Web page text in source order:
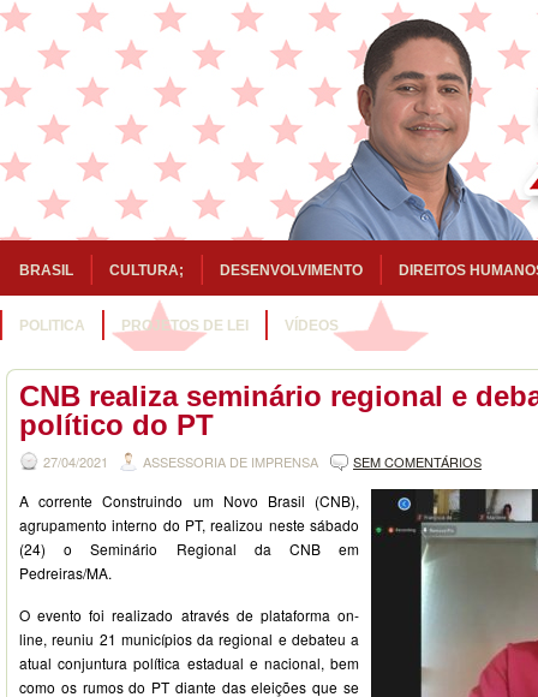
BRASIL CULTURA; DESENVOLVIMENTO DIREITOS
POLITICA PROJETOS DE LEI VÍDEOS
CNB realiza seminário regional e
político do PT
27/04/2021 ASSESSORIA DE IMPRENSA SEM COMENTÁRIOS
A corrente Construindo um Novo Brasil (CNB),
agrupamento interno do PT, realizou neste sábado
(24) o Seminário Regional da CNB em
Pedreiras/MA.
O evento foi realizado através de plataforma on-
line, reuniu 21 municípios da regional e debateu a
atual conjuntura política estadual e nacional, bem
como os rumos do PT diante das eleições que se